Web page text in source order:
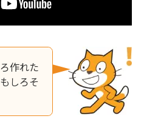
作れた
しろそ